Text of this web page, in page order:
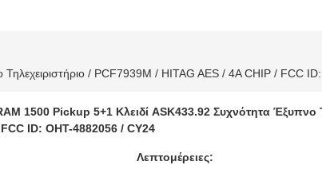
1500 Pickup 5+1 Κλειδί ASK433.92 Συχνότητα Έξυπνο
ID: OHT-4882056 / CY24
Λεπτομέρειες: